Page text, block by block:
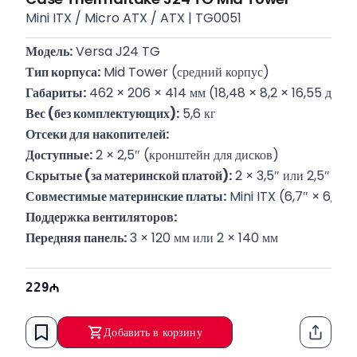
Mini ITX / Micro ATX / ATX | TG0051
Модель: Versa J24 TG
Тип корпуса: Mid Tower (средний корпус)
Габариты: 462 × 206 × 414 мм (18,48 × 8,2 × 16,55
Вес (без комплектующих): 5,6 кг
Отсеки для накопителей:
Доступные: 2 × 2,5″ (кронштейн для дисков)
Скрытые (за материнской платой): 2 × 3,5″ или 2,5″
Совместимые материнские платы: Mini ITX (6,7″ ×
Поддержка вентиляторов:
Передняя панель: 3 × 120 мм или 2 × 140 мм
Задняя панель:
Максимальная высота кулера CPU:
Максимальная длина видеокарты (VGA):
330 мм
229
Добавить в корзину